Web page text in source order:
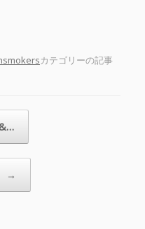
カテゴリーの記事
→